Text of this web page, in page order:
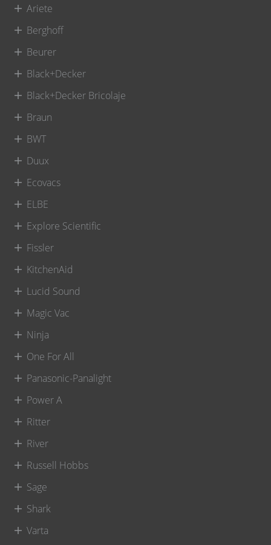
Ariete
Berghoff
Beurer
Black+Decker
Black+Decker Bricolaje
Braun
BWT
Duux
Ecovacs
ELBE
Explore Scientific
Fissler
KitchenAid
Lucid Sound
Magic Vac
Ninja
One For All
Panasonic-Panalight
Power A
Ritter
River
Russell Hobbs
Sage
Shark
Varta